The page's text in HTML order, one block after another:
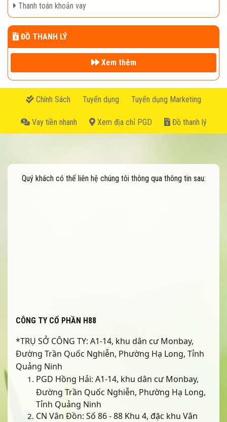
Thanh toán khoản vay
ĐỒ THANH LÝ
Xem thêm
Chính Sách Tuyển dụng Tuyển dụng Marketing
Vay tiền nhanh Xem địa chỉ PGD Đồ thanh lý
Quý khách có thể liên hệ chúng tôi thông qua thông tin sau:
CÔNG TY CỔ PHẦN H88
*TRỤ SỞ CÔNG TY: A1-14, khu dân cư Monbay,
Đường Trần Quốc Nghiễn, Phường Hạ Long, Tỉnh
Quảng Ninh
PGD Hồng Hải: A1-14, khu dân cư Monbay,
Đường Trần Quốc Nghiễn, Phường Hạ Long,
Tỉnh Quảng Ninh
CN Vân Đồn: Số 86 - 88 Khu 4, đặc khu Vân